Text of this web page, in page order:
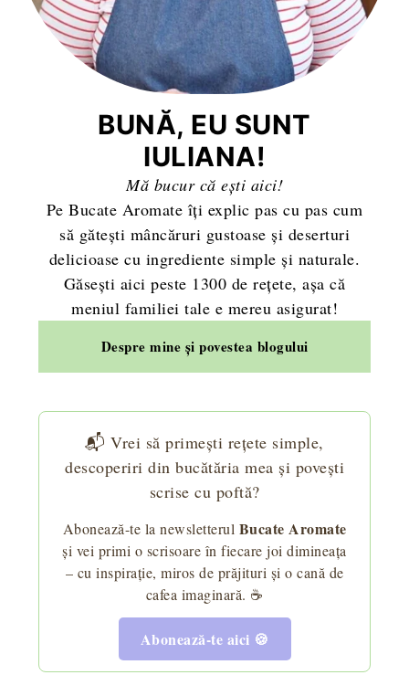
BUNĂ, EU SUNT
IULIANA!
Mă bucur că ești aici!
Pe Bucate Aromate îți explic pas cu pas cum
să gătești mâncăruri gustoase și deserturi
delicioase cu ingrediente simple și naturale.
Găsești aici peste 1300 de rețete, așa că
meniul familiei tale e mereu asigurat!
Despre mine și povestea blogului
📬 Vrei să primești rețete simple,
descoperiri din bucătăria mea și povești
scrise cu poftă?
Abonează-te la newsletterul Bucate Aromate
și vei primi o scrisoare în fiecare joi dimineața
– cu inspirație, miros de prăjituri și o cană de
cafea imaginară. ☕
Abonează-te aici 🍪